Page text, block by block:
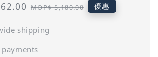
Regular
MOP$ 5,180.00 優惠
shipping
payments